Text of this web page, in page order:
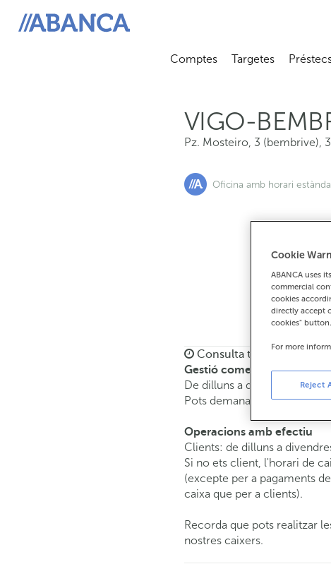
ABANCA
Comptes
Abrir submenú
Targetes
Abrir
VIGO-
Pz. Mosteiro, 3 (bembrive),
Oficina amb horari
Si
Consulta tots els horaris
Gestió comercial
De dilluns a divendres de
Pots demanar cita prèviai
Operacions amb efectiu
Clients: de dilluns a
Si no ets client, l'horari de
(excepte per a pagaments
caixa que per a clients).
Recorda que pots realitzar
nostres caixers.
Cookie
ABANCA uses
commercial
cookies
directly accept
cookies" button.
For more
Reject